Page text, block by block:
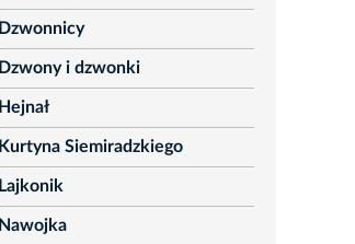
Dzwonnicy
Dzwony i dzwonki
Hejnał
Kurtyna Siemiradzkiego
Lajkonik
Nawojka